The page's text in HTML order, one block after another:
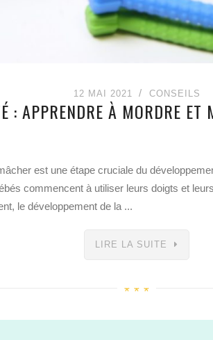
12 MAI 2021 CONSEILS
: APPRENDRE À MORDRE ET
est une étape cruciale du
commencent à utiliser leurs doigts et
le développement de la ...
LIRE LA SUITE